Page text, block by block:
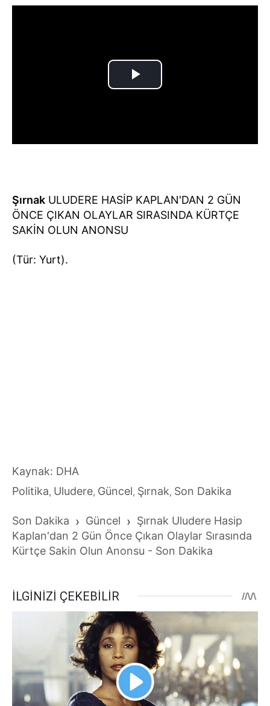
Şırnak ULUDERE HASİP KAPLAN'DAN 2 GÜN
ÖNCE ÇIKAN OLAYLAR SIRASINDA KÜRTÇE
SAKİN OLUN ANONSU
(Tür: Yurt).
Kaynak: DHA
Politika, Uludere, Güncel, Şırnak, Son Dakika
Son Dakika › Güncel › Şırnak Uludere Hasip
Kaplan'dan 2 Gün Önce Çıkan Olaylar Sırasında
Kürtçe Sakin Olun Anonsu - Son Dakika